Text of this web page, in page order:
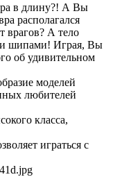
в длину?! А Вы
располагался
врагов? А тело
шипами! Играя, Вы
об удивительном
моделей
любителей
класса,
играться с